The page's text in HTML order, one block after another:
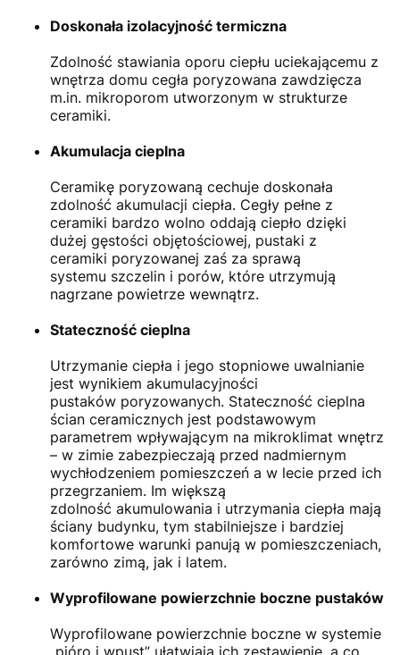
Doskonała izolacyjność termiczna
Zdolność stawiania oporu ciepłu uciekającemu z
wnętrza domu cegła poryzowana zawdzięcza
m.in. mikroporom utworzonym w strukturze
ceramiki.
Akumulacja cieplna
Ceramikę poryzowaną cechuje doskonała
zdolność akumulacji ciepła. Cegły pełne z
ceramiki bardzo wolno oddają ciepło dzięki
dużej gęstości objętościowej, pustaki z
ceramiki poryzowanej zaś za sprawą
systemu szczelin i porów, które utrzymują
nagrzane powietrze wewnątrz.
Stateczność cieplna
Utrzymanie ciepła i jego stopniowe uwalnianie
jest wynikiem akumulacyjności
pustaków poryzowanych. Stateczność cieplna
ścian ceramicznych jest podstawowym
parametrem wpływającym na mikroklimat wnętrz
– w zimie zabezpieczają przed nadmiernym
wychłodzeniem pomieszczeń a w lecie przed ich
przegrzaniem. Im większą
zdolność akumulowania i utrzymania ciepła mają
ściany budynku, tym stabilniejsze i bardziej
komfortowe warunki panują w pomieszczeniach,
zarówno zimą, jak i latem.
Wyprofilowane powierzchnie boczne pustaków
Wyprofilowane powierzchnie boczne w systemie
„pióro i wpust” ułatwiają ich zestawienie, a co